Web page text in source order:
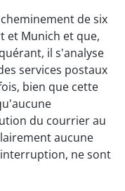
de six
et Munich et que,
il s'analyse
services postaux
bien que cette
du courrier au
aucune
ne sont